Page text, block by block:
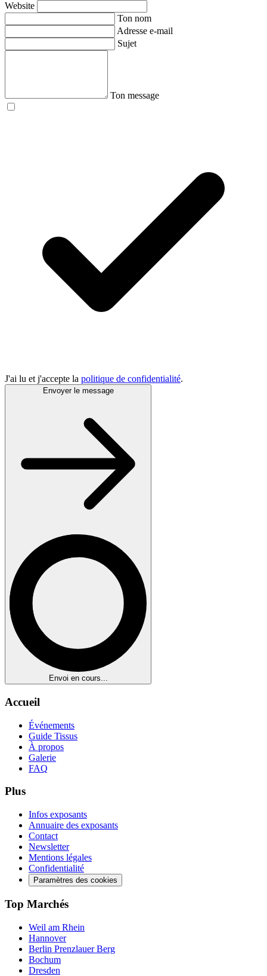
Website
Ton nom
Adresse e-mail
Sujet
Ton message
J'ai lu et j'accepte la politique de confidentialité.
Envoyer le message
Envoi en cours...
Accueil
Événements
Guide Tissus
À propos
Galerie
FAQ
Plus
Infos exposants
Annuaire des exposants
Contact
Newsletter
Mentions légales
Confidentialité
Paramètres des cookies
Top Marchés
Weil am Rhein
Hannover
Berlin Prenzlauer Berg
Bochum
Dresden